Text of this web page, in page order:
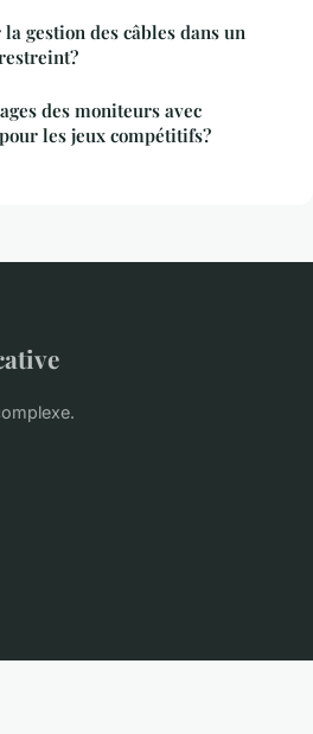
gestion des câbles dans un
des moniteurs avec
les jeux compétitifs?